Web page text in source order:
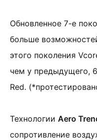
Обновленное 7-е
больше
этого поколения
чем у предыдущего,
Red.
Технологии Aero
сопротивление